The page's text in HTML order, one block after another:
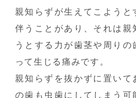
親知らずが生えてこようと
伴うことがあり、それは親
うとする力が歯茎や周りの
って生じる痛みです。
親知らずを抜かずに置いて
の歯も虫歯にしてしまう可